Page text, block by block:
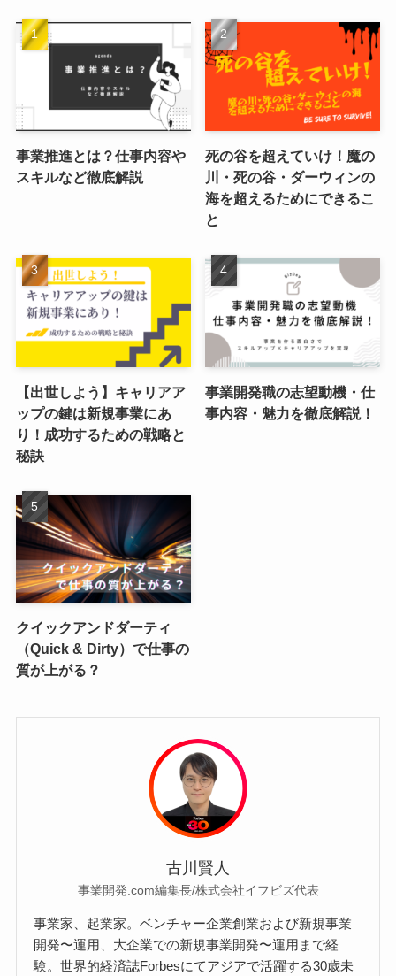
事業推進とは？仕事内容や
スキルなど徹底解説
死の谷を超えていけ！魔の
川・死の谷・ダーウィンの
海を超えるためにできるこ
と
【出世しよう】キャリアア
ップの鍵は新規事業にあ
り！成功するための戦略と
秘訣
事業開発職の志望動機・仕
事内容・魅力を徹底解説！
クイックアンドダーティ
（Quick & Dirty）で仕事の
質が上がる？
古川賢人
事業開発.com編集長/株式会社イフビズ代表
事業家、起業家。ベンチャー企業創業および新規事業
開発〜運用、大企業での新規事業開発〜運用まで経
験。世界的経済誌Forbesにてアジアで活躍する30歳未